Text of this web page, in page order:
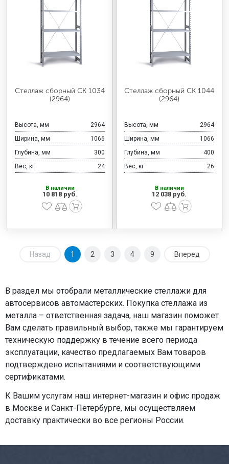
Стеллаж сборный СК 1034
(2964)
Высота, мм
2964
Ширина, мм
1066
Глубина, мм
300
Вес, кг
24
В наличии
10 818 руб.
Стеллаж сборный СК 1044
(2964)
Высота, мм
2964
Ширина, мм
1066
Глубина, мм
400
Вес, кг
26
В наличии
12 038 руб.
Назад 1 2 3 4 9 Вперед
В раздел мы отобрали металлические стеллажи для
автосервисов автомастерских. Покупка стеллажа из
металла – ответственная задача, наш магазин поможет
Вам сделать правильный выбор, также мы гарантируем
техническую поддержку в течение всего периода
эксплуатации, качество предлагаемых Вам товаров
подтверждено испытаниями и соответствующими
сертификатами.
К Вашим услугам наш интернет-магазин и офис продаж
в Москве и Санкт-Петербурге, мы осуществляем
доставку практически во все регионы России.